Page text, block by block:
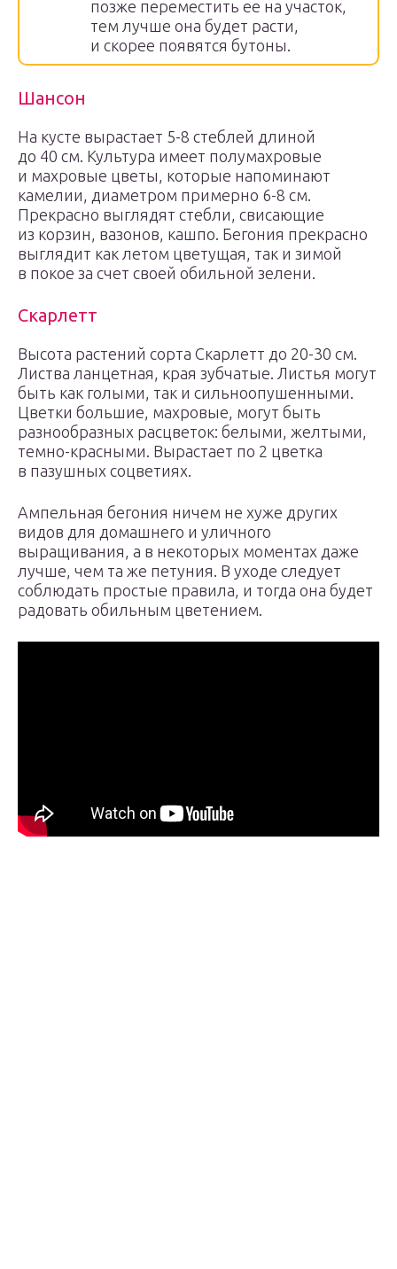
позже переместить ее на участок,
тем лучше она будет расти,
и скорее появятся бутоны.
Шансон
На кусте вырастает 5-8 стеблей длиной
до 40 см. Культура имеет полумахровые
и махровые цветы, которые напоминают
камелии, диаметром примерно 6-8 см.
Прекрасно выглядят стебли, свисающие
из корзин, вазонов, кашпо. Бегония прекрасно
выглядит как летом цветущая, так и зимой
в покое за счет своей обильной зелени.
Скарлетт
Высота растений сорта Скарлетт до 20-30 см.
Листва ланцетная, края зубчатые. Листья могут
быть как голыми, так и сильноопушенными.
Цветки большие, махровые, могут быть
разнообразных расцветок: белыми, желтыми,
темно-красными. Вырастает по 2 цветка
в пазушных соцветиях.
Ампельная бегония ничем не хуже других
видов для домашнего и уличного
выращивания, а в некоторых моментах даже
лучше, чем та же петуния. В уходе следует
соблюдать простые правила, и тогда она будет
радовать обильным цветением.